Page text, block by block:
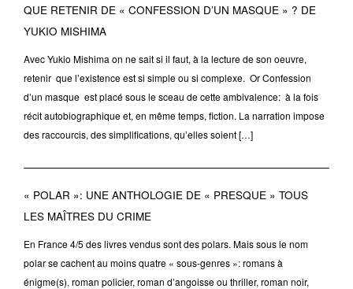
QUE RETENIR DE « CONFESSION D’UN MASQUE » ? DE
YUKIO MISHIMA
Avec Yukio Mishima on ne sait si il faut, à la lecture de son oeuvre,
retenir que l’existence est si simple ou si complexe. Or Confession
d’un masque est placé sous le sceau de cette ambivalence: à la fois
récit autobiographique et, en même temps, fiction. La narration impose
des raccourcis, des simplifications, qu’elles soient […]
« POLAR »: UNE ANTHOLOGIE DE « PRESQUE » TOUS
LES MAÎTRES DU CRIME
En France 4/5 des livres vendus sont des polars. Mais sous le nom
polar se cachent au moins quatre « sous-genres »: romans à
énigme(s), roman policier, roman d’angoisse ou thriller, roman noir,